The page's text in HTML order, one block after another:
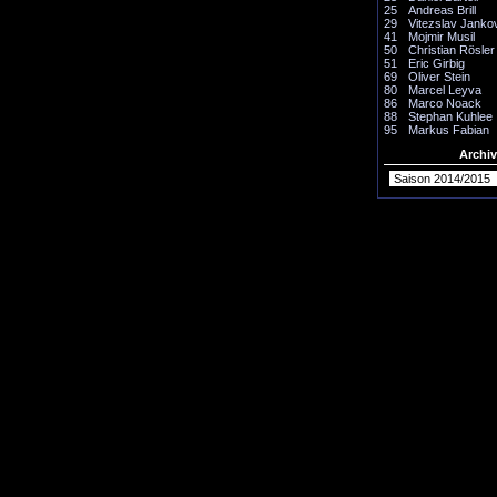
25
Andreas Brill
29
Vitezslav
41
Mojmir Musil
50
Christian Rösler
51
Eric Girbig
69
Oliver Stein
80
Marcel Leyva
86
Marco Noack
88
Stephan Kuhlee
95
Markus Fabian
Archiv